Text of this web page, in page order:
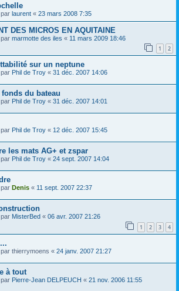
laurent « 23 mars 2008 7:35
DES MICROS EN AQUITAINE
marmotte des iles « 11 mars 2009 18:46
1 2
sur un neptune
Phil de Troy « 31 déc. 2007 14:06
du bateau
Phil de Troy « 31 déc. 2007 14:01
Phil de Troy « 12 déc. 2007 15:45
les mats AG+ et zspar
Phil de Troy « 24 sept. 2007 14:04
Denis « 11 sept. 2007 22:37
MisterBed « 06 avr. 2007 21:26
1 2 3 4
thierrymoens « 24 janv. 2007 21:27
à tout
Pierre-Jean DELPEUCH « 21 nov. 2006 11:55